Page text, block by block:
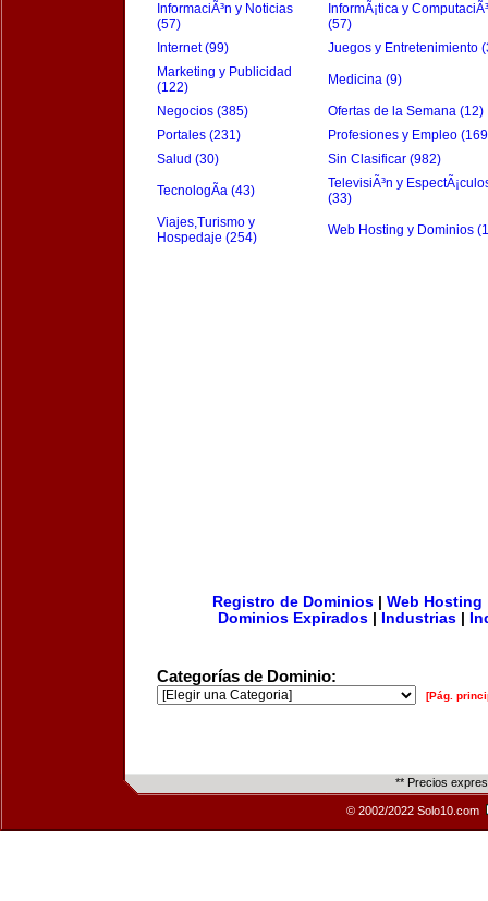
InformaciÃ³n y Noticias
(57)
InformÃ¡tica y
(57)
Internet (99)
Juegos y Entretenimiento
Marketing y Publicidad
(122)
Medicina (9)
Negocios (385)
Ofertas de la Semana (12)
Portales (231)
Profesiones y Empleo
Salud (30)
Sin Clasificar (982)
TecnologÃ­a (43)
TelevisiÃ³n y
(33)
Viajes,Turismo y
Hospedaje (254)
Web Hosting y Dominios
Registro de Dominios| Web Hosting
Dominios Expirados
Industrias
Categorías de Dominio:
[Pág.
** Precios
© 2002/2022 Solo10.com